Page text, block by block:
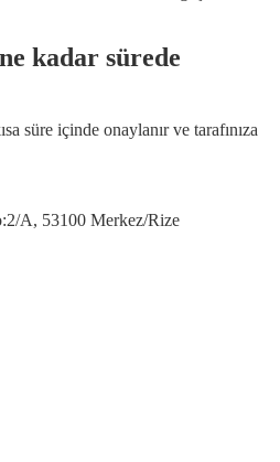
kadar sürede
süre içinde onaylanır ve tarafınıza
A, 53100 Merkez/Rize